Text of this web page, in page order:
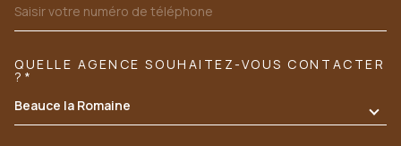
TRAD_MELTEM_VOREDEMANDE
QUELLE AGENCE SOUHAITEZ-VOUS CONTACTER
?*
Beauce la Romaine